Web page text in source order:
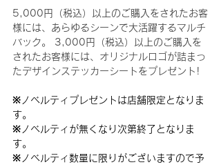
5,000円（税込）以上のご購入をされたお客
様には、あらゆるシーンで大活躍するマルチ
バック。 3,000円（税込）以上のご購入を
されたお客様には、オリジナルロゴが詰まっ
たデザインステッカーシートをプレゼント!
※ノベルティプレゼントは店舗限定となりま
す。
※ノベルティが無くなり次第終了となりま
す。
※ノベルティ数量に限りがございますので予